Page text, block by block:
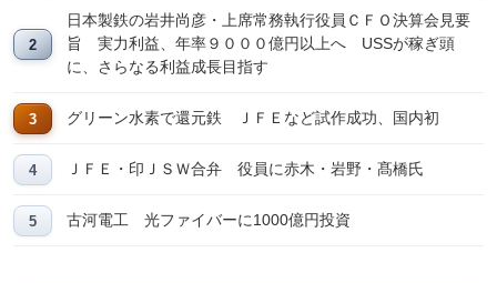
日本製鉄の岩井尚彦・上席常務執行役員ＣＦＯ決算会見要
旨 実力利益、年率９０００億円以上へ USSが稼ぎ頭
に、さらなる利益成長目指す
グリーン水素で還元鉄 ＪＦＥなど試作成功、国内初
ＪＦＥ・印ＪＳＷ合弁 役員に赤木・岩野・髙橋氏
古河電工 光ファイバーに1000億円投資